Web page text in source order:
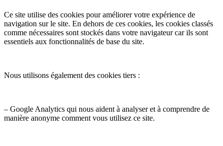
Ce site utilise des cookies pour améliorer votre expérience de
navigation sur le site. En dehors de ces cookies, les cookies classés
comme nécessaires sont stockés dans votre navigateur car ils sont
essentiels aux fonctionnalités de base du site.
Nous utilisons également des cookies tiers :
– Google Analytics qui nous aident à analyser et à comprendre de
manière anonyme comment vous utilisez ce site.